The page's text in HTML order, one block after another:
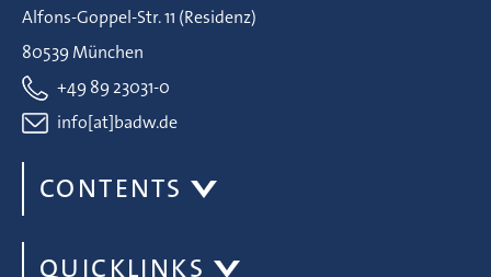
Alfons-Goppel-Str. 11 (Residenz)
80539 München
+49 89 23031-0
info[at]badw.de
CONTENTS
QUICKLINKS